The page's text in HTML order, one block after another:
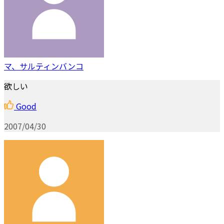
マ、サルティンバンコ
欲しい
Good
2007/04/30